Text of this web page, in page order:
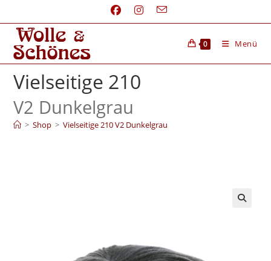
0 Menü
Vielseitige 210
V2 Dunkelgrau
> Shop > Vielseitige 210 V2 Dunkelgrau